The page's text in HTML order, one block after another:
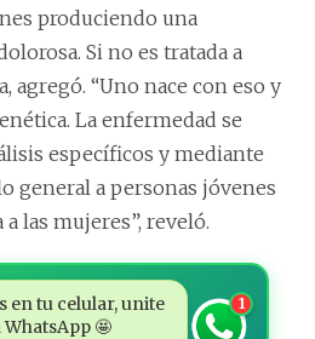
produciendo una
Si no es tratada a
agregó. “Uno nace con eso y
La enfermedad se
específicos y mediante
general a personas jóvenes
las mujeres”, reveló.
en tu celular, unite
🤩
1